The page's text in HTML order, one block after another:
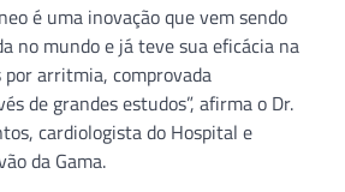
é uma inovação que vem sendo
no mundo e já teve sua eficácia na
arritmia, comprovada
de grandes estudos”, afirma o Dr.
cardiologista do Hospital e
da Gama.